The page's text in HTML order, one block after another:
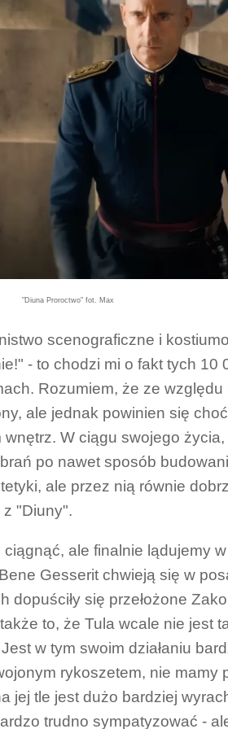
"Diuna Proroctwo" fot. Max
scenograficzne i
- to chodzi mi o fakt tych 10
Rozumiem, że ze
ale jednak powinien się
W ciągu swojego
po nawet sposób
ale przez nią równie
"Diuny".
ale finalnie lądujemy
Gesserit chwieją się w
się przełożone
to, że Tula wcale nie jest
w tym swoim działaniu
rykoszetem, nie mamy
jej tle jest dużo bardziej
trudno sympatyzować -